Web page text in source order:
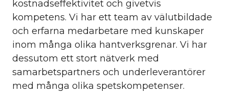
kostnadseffektivitet och givetvis
kompetens. Vi har ett team av välutbildade
och erfarna medarbetare med kunskaper
inom många olika hantverksgrenar. Vi har
dessutom ett stort nätverk med
samarbetspartners och underleverantörer
med många olika spetskompetenser.